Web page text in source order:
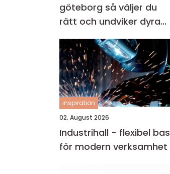
göteborg så väljer du
rätt och undviker dyra
misstag
inspiration
02. August 2026
Industrihall - flexibel bas
för modern verksamhet